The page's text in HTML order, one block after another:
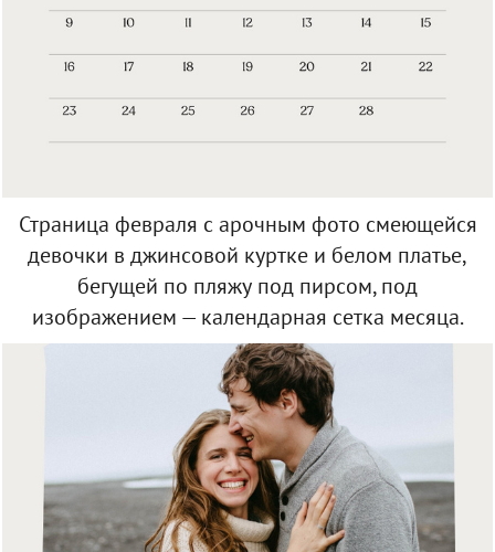
Страница февраля с арочным фото смеющейся
девочки в джинсовой куртке и белом платье,
бегущей по пляжу под пирсом, под
изображением — календарная сетка месяца.